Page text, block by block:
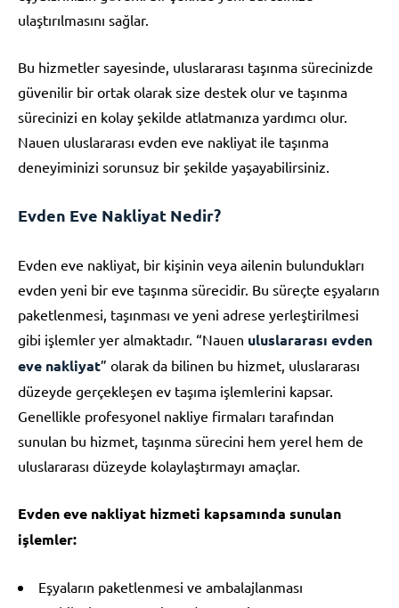
ulaştırılmasını sağlar.
Bu hizmetler sayesinde, uluslararası taşınma sürecinizde
güvenilir bir ortak olarak size destek olur ve taşınma
sürecinizi en kolay şekilde atlatmanıza yardımcı olur.
Nauen uluslararası evden eve nakliyat ile taşınma
deneyiminizi sorunsuz bir şekilde yaşayabilirsiniz.
Evden Eve Nakliyat Nedir?
Evden eve nakliyat, bir kişinin veya ailenin bulundukları
evden yeni bir eve taşınma sürecidir. Bu süreçte eşyaların
paketlenmesi, taşınması ve yeni adrese yerleştirilmesi
gibi işlemler yer almaktadır. “Nauen uluslararası evden
eve nakliyat” olarak da bilinen bu hizmet, uluslararası
düzeyde gerçekleşen ev taşıma işlemlerini kapsar.
Genellikle profesyonel nakliye firmaları tarafından
sunulan bu hizmet, taşınma sürecini hem yerel hem de
uluslararası düzeyde kolaylaştırmayı amaçlar.
Evden eve nakliyat hizmeti kapsamında sunulan
işlemler:
Eşyaların paketlenmesi ve ambalajlanması